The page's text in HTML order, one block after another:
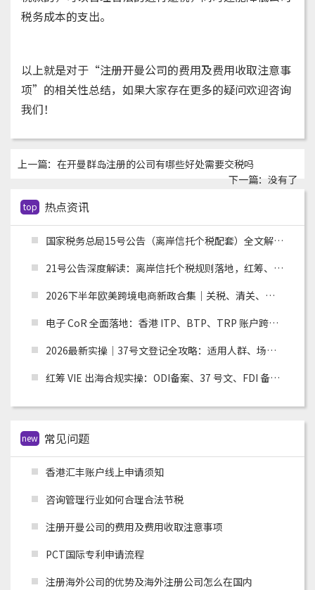
税务成本的支出。
以上就是对于“注册开曼公司的费用及费用收取注意事
项”的相关性总结，如果大家存在更多的疑问欢迎咨询
我们！
上一篇： 在开曼群岛注册的公司有哪些好处需要交税吗
下一篇：没有了
top 热点资讯
国家税务总局15号公告（离岸信托个税配套）全文解读：申报主体、时间节点、追溯资料与跨境架构整改
21号公告深度解读：离岸信托个税规则落地，红筹、高净值架构迎来重大合规变革
2026下半年欧美跨境电商新政合集｜关税、清关、环保合规全面收紧，卖家如何应对？
电子 CoR 全面落地：香港 ITP、BTP、TRP 账户跨境税务合规实操指南
2026最新实操｜37号文登记全攻略：适用人群、场景、流程及材料清单
红筹 VIE 出海合规实操：ODI备案、37 号文、FDI 备案适用场景全解析
new 常见问题
香港汇丰账户线上申请须知
咨询管理行业如何合理合法节税
注册开曼公司的费用及费用收取注意事项
PCT国际专利申请流程
注册海外公司的优势及海外注册公司怎么在国内